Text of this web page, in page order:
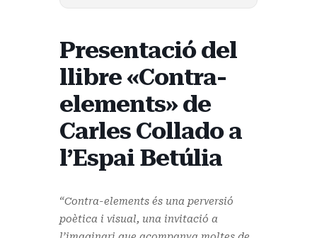
Presentació del
llibre «Contra-
elements» de
Carles Collado a
l’Espai Betúlia
“Contra-elements és una perversió
poètica i visual, una invitació a